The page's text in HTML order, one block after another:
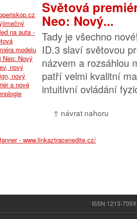
Světová
Neo: Nový...
Tady je všechno
ID.3 slaví světovou
názvem a rozsáhlou
patří velmi kvalitní
intuitivní ovládání
↑ návrat nahoru
ISSN 1213-